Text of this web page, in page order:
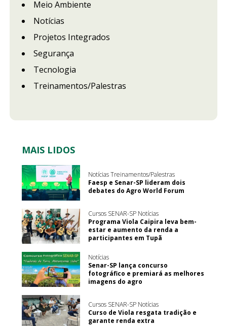
Meio Ambiente
Notícias
Projetos Integrados
Segurança
Tecnologia
Treinamentos/Palestras
MAIS LIDOS
Notícias Treinamentos/Palestras
Faesp e Senar-SP lideram dois
debates do Agro World Forum
Cursos SENAR-SP Notícias
Programa Viola Caipira leva bem-
estar e aumento da renda a
participantes em Tupã
Notícias
Senar-SP lança concurso
fotográfico e premiará as melhores
imagens do agro
Cursos SENAR-SP Notícias
Curso de Viola resgata tradição e
garante renda extra